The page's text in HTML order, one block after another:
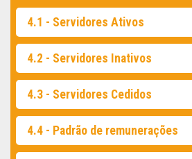
4.1 - Servidores Ativos
4.2 - Servidores Inativos
4.3 - Servidores Cedidos
4.4 - Padrão de remunerações